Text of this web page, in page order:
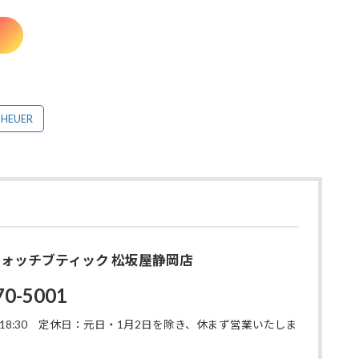
ッチブティック 松坂屋静岡店
5001
定休日：元日・1月2日を除き、休まず営業いたしま